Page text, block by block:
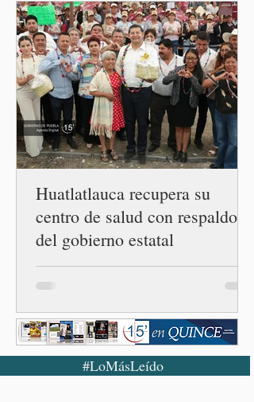
luego del incremento de
casos registrado en Estados
Unidos. Durante la
conferencia matutina en
Palacio Nacional, el
funcionario informó que en
el país únicamente se han
confirmado 33 casos de esta
enferme
Huatlatlauca recupera su
centro de salud con respaldo
del gobierno estatal
#LoMásLeído